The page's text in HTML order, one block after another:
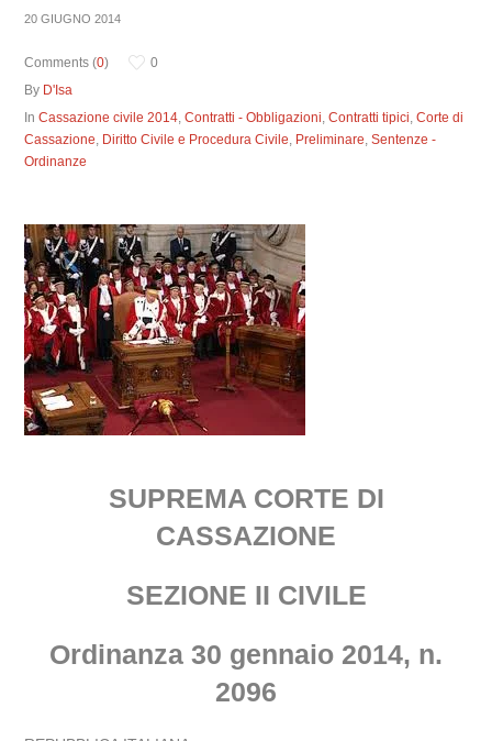
20 GIUGNO 2014
Comments (0)
0
By D'Isa
InCassazione civile 2014,Contratti - Obbligazioni,Contratti tipici,Corte di
Cassazione, Diritto Civile e Procedura Civile, Preliminare,Sentenze -
Ordinanze
SUPREMA CORTE DI
CASSAZIONE
SEZIONE II CIVILE
Ordinanza 30 gennaio 2014, n.
2096